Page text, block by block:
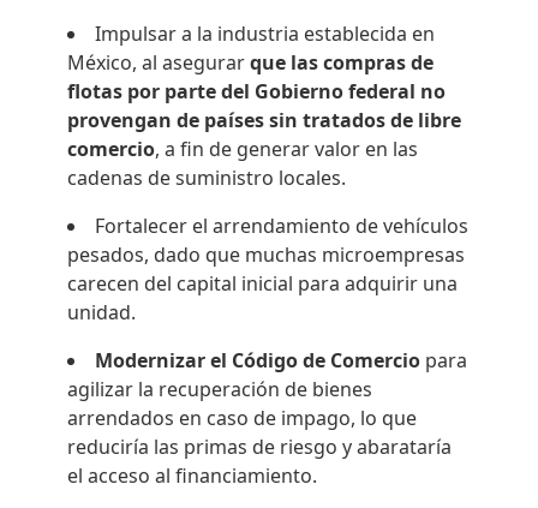
Impulsar a la industria establecida en
México, al asegurarque las compras de
flotas por parte del Gobierno federal no
provengan de países sin tratados de libre
comercio, a fin de generar valor en las
cadenas de suministro locales.
Fortalecer el arrendamiento de vehículos
pesados, dado que muchas microempresas
carecen del capital inicial para adquirir una
unidad.
Modernizar el Código de Comercio para
agilizar la recuperación de bienes
arrendados en caso de impago, lo que
reduciría las primas de riesgo y abarataría
el acceso al financiamiento.